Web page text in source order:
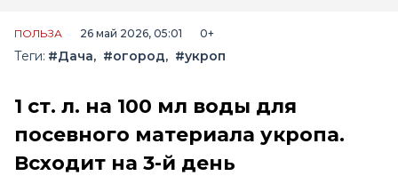
ПОЛЬЗА 26 май 2026, 05:01 0+
Теги: #Дача #огород #укроп
1 ст. л. на 100 мл воды для
посевного материала укропа.
Всходит на 3-й день